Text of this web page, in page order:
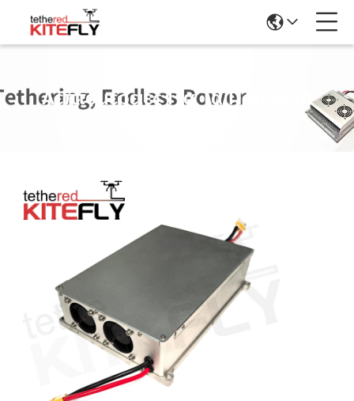
Λεπτομέρειες Για Τα Προϊόντα